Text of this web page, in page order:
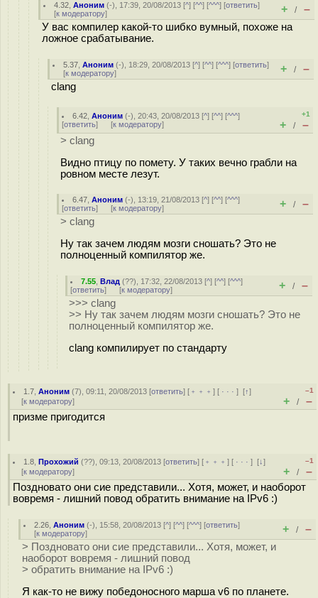
4.32 ,Аноним (-), 17:39, 20/08/2013 [^] [^^] [^^^] [ответить]
[к модератору] + / –
У вас компилер какой-то шибко вумный, похоже на
ложное срабатывание.
5.37 ,Аноним (-), 18:29, 20/08/2013 [^] [^^] [^^^] [ответить]
[к модератору] + / –
clang
6.42 ,Аноним (-), 20:43, 20/08/2013 [^] [^^] [^^^]
[ответить] [к модератору]
+1
+ / –
> clang
Видно птицу по помету. У таких вечно грабли на
ровном месте лезут.
6.47 ,Аноним (-), 13:19, 21/08/2013 [^] [^^] [^^^]
[ответить] [к модератору] + / –
> clang
Ну так зачем людям мозги сношать? Это не
полноценный компилятор же.
7.55 ,Влад (??), 17:32, 22/08/2013 [^] [^^] [^^^]
[ответить] [к модератору] + / –
>>> clang
>> Ну так зачем людям мозги сношать? Это не
полноценный компилятор же.
clang компилирует по стандарту
1.7 ,Аноним (7), 09:11, 20/08/2013 [ответить] [ ﹢﹢﹢] [ · · ·][↑]
[к модератору]
–1
+ / –
призме пригодится
1.8 ,Прохожий (??), 09:13, 20/08/2013 [ответить] [ ﹢﹢﹢] [ · · ·][↓]
[к модератору]
–1
+ / –
Поздновато они сие представили... Хотя, может, и наоборот
вовремя - лишний повод обратить внимание на IPv6 :)
2.26 ,Аноним (-), 15:58, 20/08/2013 [^] [^^] [^^^] [ответить]
[к модератору] + / –
> Поздновато они сие представили... Хотя, может, и
наоборот вовремя - лишний повод
> обратить внимание на IPv6 :)
Я как-то не вижу победоносного марша v6 по планете.